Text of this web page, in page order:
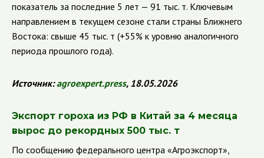
показатель за последние 5 лет — 91 тыс. т. Ключевым
направлением в текущем сезоне стали страны Ближнего
Востока: свыше 45 тыс. т (+55% к уровню аналогичного
периода прошлого года).
Источник:agroexpert.press, 18.05.2026
Экспорт гороха из РФ в Китай за 4 месяца
вырос до рекордных 500 тыс. т
По сообщению федерального центра «Агроэкспорт»,